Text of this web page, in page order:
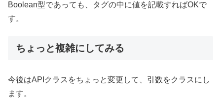
Boolean型であっても、タグの中に値を記載すればOKで
す。
ちょっと複雑にしてみる
今後はAPIクラスをちょっと変更して、引数をクラスにし
ます。